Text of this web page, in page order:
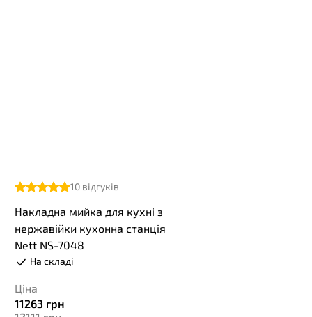
10 відгуків
Накладна мийка для кухні з
нержавійки кухонна станція
Nett NS-7048
На складі
Ціна
11263 грн